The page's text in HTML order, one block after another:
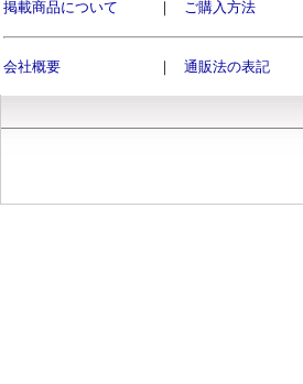
掲載商品について ｜ ご購入方法
会社概要 ｜ 通販法の表記